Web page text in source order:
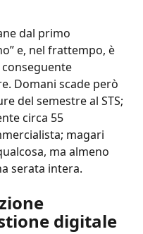
dal primo
e, nel frattempo, è
Domani scade però
del semestre al STS;
circa 55
magari
ma almeno
serata intera.
digitale